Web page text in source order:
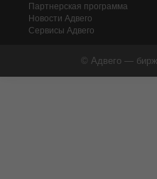
Партнерская программа
Новости Адвего
Сервисы Адвего
© Адвего —